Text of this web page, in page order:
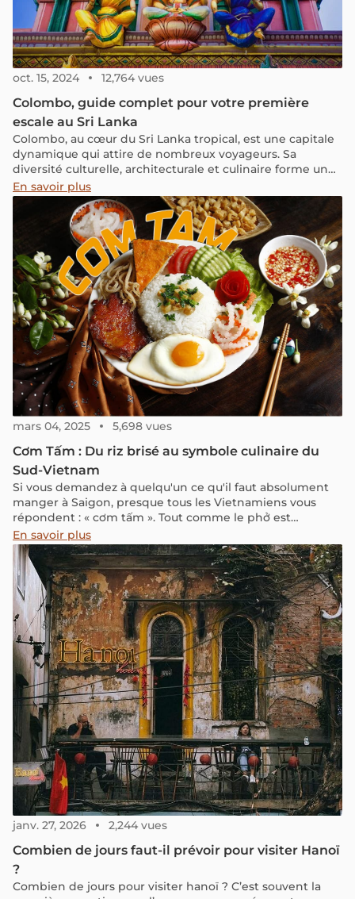
oct. 15, 2024 12,764 vues
Colombo, guide complet pour votre première
escale au Sri Lanka
Colombo, au cœur du Sri Lanka tropical, est une capitale
dynamique qui attire de nombreux voyageurs. Sa
diversité culturelle, architecturale et culinaire forme une
véritable mosaïque, invitant à l'exploration. Chaque coin
de rue et chaque repas vous plongent dans l'essence
même du Sri Lanka. Suivez-nous pour des conseils
pratiques pour votre visite dans la capitale sri lankaise.
En savoir plus
mars 04, 2025 5,698 vues
Cơm Tấm : Du riz brisé au symbole culinaire du
Sud-Vietnam
Si vous demandez à quelqu'un ce qu'il faut absolument
manger à Saigon, presque tous les Vietnamiens vous
répondent : « cơm tấm ». Tout comme le phở est
l'emblème culinaire incontesté de Hanoi, le cơm tấm est
le symbole culinaire de Ho Chi Minh-Ville, dans le sud du
Vietnam. Visiter Ho Chi Minh-Ville sans avoir goûté au
cơm tấm, c’est manquer une expérience essentielle du
voyage. Qu'est-ce qui rend ce plat si spécial ? Comment
un simple plat de riz peut-il incarner l'ensemble de la
gastronomie de la plus grande ville du Vietnam ?
Rejoignez-moi pour découvrir et savourer la saveur
unique de ce délice culinaire.
En savoir plus
janv. 27, 2026 2,244 vues
Combien de jours faut-il prévoir pour visiter Hanoï
?
Combien de jours pour visiter hanoï ? C’est souvent la